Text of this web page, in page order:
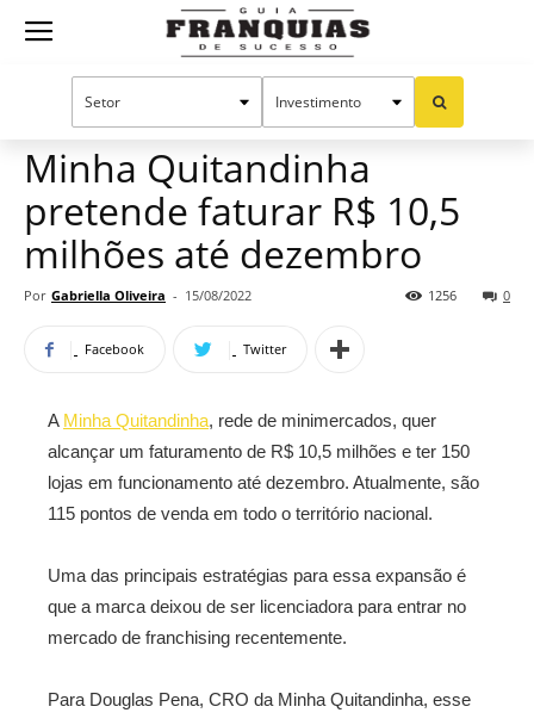
Guia
Mercado de franquias
Minha Quitandinha
pretende faturar R$ 10,5
milhões até dezembro
Por Gabriella Oliveira - 15/08/2022 0
1256
Facebook Twitter
A Minha Quitandinha, rede de minimercados, quer
alcançar um faturamento de R$ 10,5 milhões e ter 150
lojas em funcionamento até dezembro. Atualmente, são
115 pontos de venda em todo o território nacional.
Uma das principais estratégias para essa expansão é
que a marca deixou de ser licenciadora para entrar no
mercado de franchising recentemente.
Para Douglas Pena, CRO da Minha Quitandinha, esse